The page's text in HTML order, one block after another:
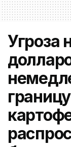
Угроза